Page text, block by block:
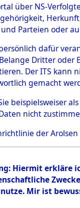
dem
über NS-
Parteien oder
dafür
Dritter
Der ITS
gemacht
beispielsweiser
nicht
der Arolsen
Hiermit erkläre
Mir ist